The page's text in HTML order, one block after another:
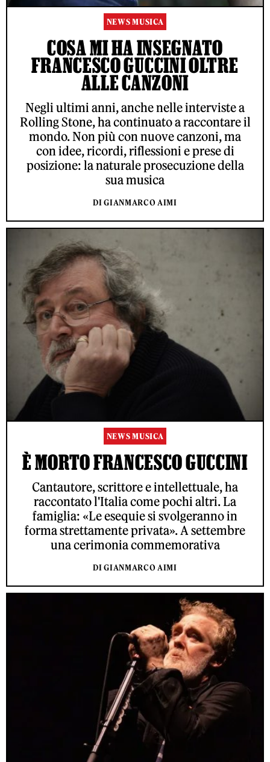
NEWS MUSICA
COSA MI HA INSEGNATO
FRANCESCO GUCCINI OLTRE
ALLE CANZONI
Negli ultimi anni, anche nelle interviste a
Rolling Stone, ha continuato a raccontare il
mondo. Non più con nuove canzoni, ma
con idee, ricordi, riflessioni e prese di
posizione: la naturale prosecuzione della
sua musica
DI GIANMARCO AIMI
NEWS MUSICA
È MORTO FRANCESCO GUCCINI
Cantautore, scrittore e intellettuale, ha
raccontato l'Italia come pochi altri. La
famiglia: «Le esequie si svolgeranno in
forma strettamente privata». A settembre
una cerimonia commemorativa
DI GIANMARCO AIMI